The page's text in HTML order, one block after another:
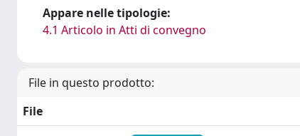
Appare nelle tipologie:
4.1 Articolo in Atti di convegno
File in questo prodotto:
File